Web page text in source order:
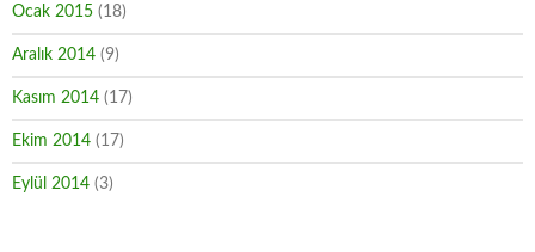
Ocak 2015 (18)
Aralık 2014 (9)
Kasım 2014 (17)
Ekim 2014 (17)
Eylül 2014 (3)